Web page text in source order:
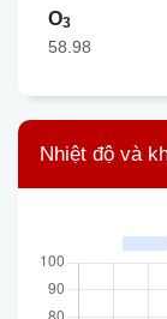
O3
58.98
Nhiệt độ và